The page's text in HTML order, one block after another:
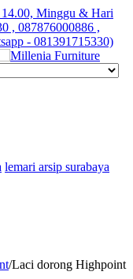
14.00, Minggu & Hari
, 087876000886 ,
- 081391715330)
lemari arsip surabaya
/Laci dorong Highpoint